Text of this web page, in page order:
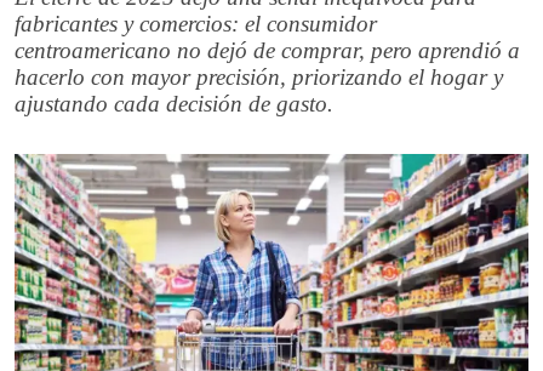
fabricantes y comercios: el consumidor
centroamericano no dejó de comprar, pero aprendió a
hacerlo con mayor precisión, priorizando el hogar y
ajustando cada decisión de gasto.